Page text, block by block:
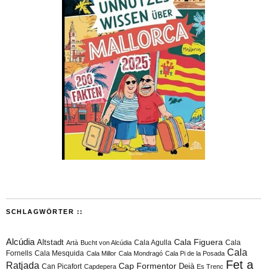
SCHLAGWÖRTER ::
Alcúdia Altstadt Artà Bucht von Alcúdia Cala Agulla Cala Figuera Cala
Fornells Cala Mesquida Cala Millor Cala Mondragó Cala Pi de la Posada Cala
Ratjada Can Picafort Capdepera Cap Formentor Deià Es Trenc Fet a